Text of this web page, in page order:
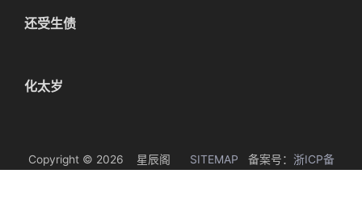
还受生债
化太岁
Copyright © 2026 星辰阁 SITEMAP 备案号： 浙ICP备